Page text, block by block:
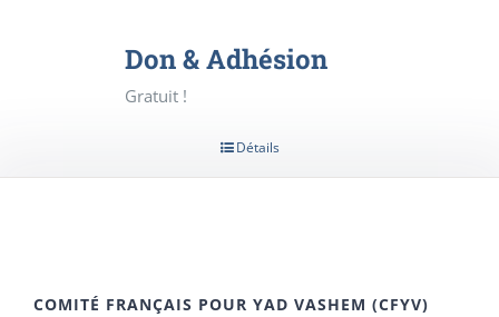
Don & Adhésion
Gratuit !
Détails
COMITÉ FRANÇAIS POUR YAD VASHEM (CFYV)